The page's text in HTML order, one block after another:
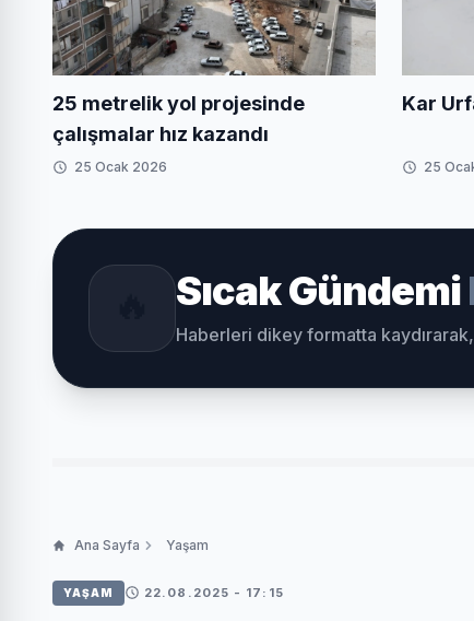
25 metrelik yol projesinde
çalışmalar hız kazandı
25 Ocak 2026
Kar
25
Sıcak Gündemi
Haberleri dikey formatta kaydırarak,
Ana Sayfa Yaşam
YAŞAM 22.08.2025 - 17:15